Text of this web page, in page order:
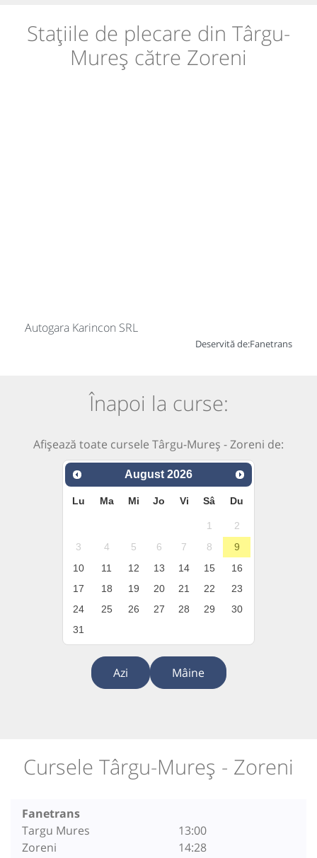
Stațiile de plecare din Târgu-
Mureș către Zoreni
Autogara Karincon SRL
Deservită de:Fanetrans
Înapoi la curse:
Afișează toate cursele Târgu-Mureș - Zoreni de:
August 2026
Lu Ma Mi Jo Vi Sâ Du
1
2
3
4 5 6 7 8
9
10
11 12 13 14 15
16
17
18 19 20 21 22
23
24
25 26 27 28 29
30
31
Azi Mâine
Cursele Târgu-Mureș - Zoreni
Fanetrans
Targu Mures
Zoreni
13:00
14:28